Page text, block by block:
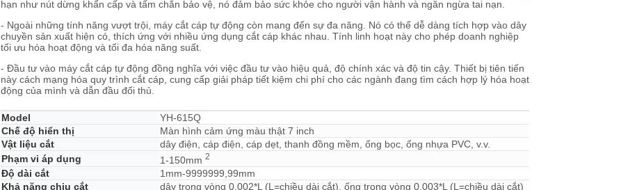
hạn như nút dừng khẩn cấp và tấm chắn bảo vệ, nó đảm bảo sức khỏe cho người vận hành và ngăn ngừa tai nạn.
- Ngoài những tính năng vượt trội, máy cắt cáp tự động còn mang đến sự đa năng. Nó có thể dễ dàng tích hợp vào dây
chuyền sản xuất hiện có, thích ứng với nhiều ứng dụng cắt cáp khác nhau. Tính linh hoạt này cho phép doanh nghiệp
tối ưu hóa hoạt động và tối đa hóa năng suất.
- Đầu tư vào máy cắt cáp tự động đồng nghĩa với việc đầu tư vào hiệu quả, độ chính xác và độ tin cậy. Thiết bị tiên tiến
này cách mạng hóa quy trình cắt cáp, cung cấp giải pháp tiết kiệm chi phí cho các ngành đang tìm cách hợp lý hóa hoạt
động của mình và dẫn đầu đối thủ.
Model
YH-615Q
Chế độ hiển thị
Màn hình cảm ứng màu thật 7 inch
Vật liệu cắt
dây điện, cáp điện, cáp dẹt, thanh đồng mềm, ống bọc, ống nhựa PVC, v.v.
Phạm vi áp dụng
1-150mm 2
Độ dài cắt
1mm-9999999,99mm
Khả năng chịu cắt
dây trong vòng 0,002*L (L=chiều dài cắt), ống trong vòng 0,003*L (L=chiều dài cắt)